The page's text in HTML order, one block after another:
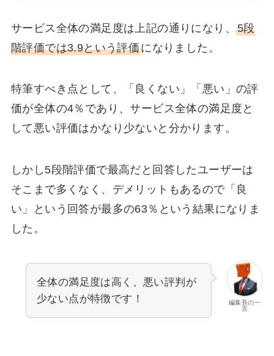
サービス全体の満足度は上記の通りになり、 5段
階評価では3.9という評価になりました。
特筆すべき点として、「良くない」「悪い」の評
価が全体の4％であり、サービス全体の満足度と
して悪い評価はかなり少ないと分かります。
しかし5段階評価で最高だと回答したユーザーは
そこまで多くなく、デメリットもあるので「良
い」という回答が最多の63％という結果になりま
した。
編集長の一
言
全体の満足度は高く、悪い評判が
少ない点が特徴です！